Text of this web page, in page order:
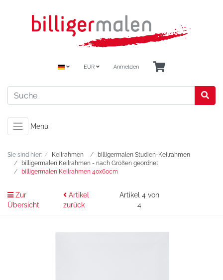
EUR Anmelden
Menü
Sie sind hier: Keilrahmen
billigermalen Studien-Keilrahmen
billigermalen Keilrahmen - nach Größen geordnet
billigermalen Keilrahmen 40x60cm
Zur
Übersicht
Artikel
zurück
Artikel 4 von
4